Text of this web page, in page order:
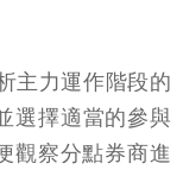
主力運作階段的
選擇適當的參與
觀察分點券商進